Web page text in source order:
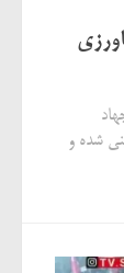
پیش‌بینی شده و